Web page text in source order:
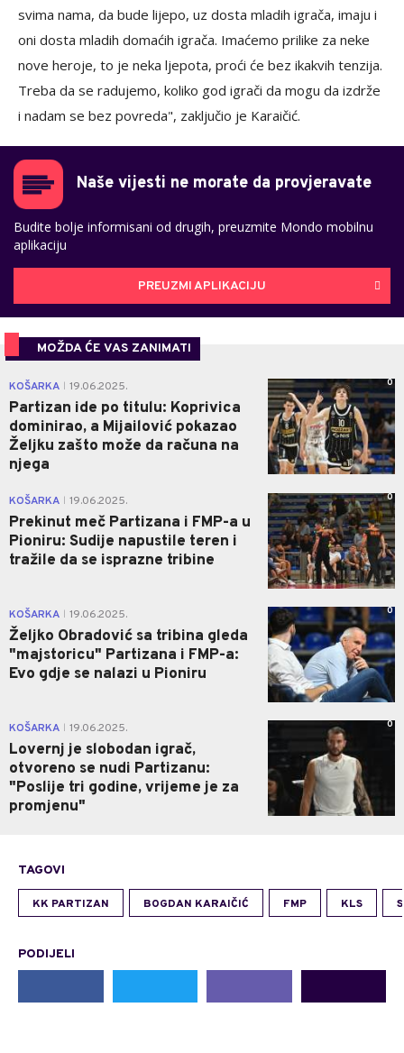
svima nama, da bude lijepo, uz dosta mladih igrača, imaju i
oni dosta mladih domaćih igrača. Imaćemo prilike za neke
nove heroje, to je neka ljepota, proći će bez ikakvih tenzija.
Treba da se radujemo, koliko god igrači da mogu da izdrže
i nadam se bez povreda", zaključio je Karaičić.
Naše vijesti ne morate da provjeravate
Budite bolje informisani od drugih, preuzmite Mondo mobilnu
aplikaciju
PREUZMI APLIKACIJU
MOŽDA ĆE VAS ZANIMATI
KOŠARKA 19.06.2025.
Partizan ide po titulu: Koprivica
dominirao, a Mijailović pokazao
Željku zašto može da računa na
njega
0
KOŠARKA 19.06.2025.
Prekinut meč Partizana i FMP-a u
Pioniru: Sudije napustile teren i
tražile da se isprazne tribine
0
KOŠARKA 19.06.2025.
Željko Obradović sa tribina gleda
"majstoricu" Partizana i FMP-a:
Evo gdje se nalazi u Pioniru
0
KOŠARKA 19.06.2025.
Lovernj je slobodan igrač,
otvoreno se nudi Partizanu:
"Poslije tri godine, vrijeme je za
promjenu"
0
TAGOVI
KK PARTIZAN BOGDAN KARAIČIĆ FMP KLS
PODIJELI